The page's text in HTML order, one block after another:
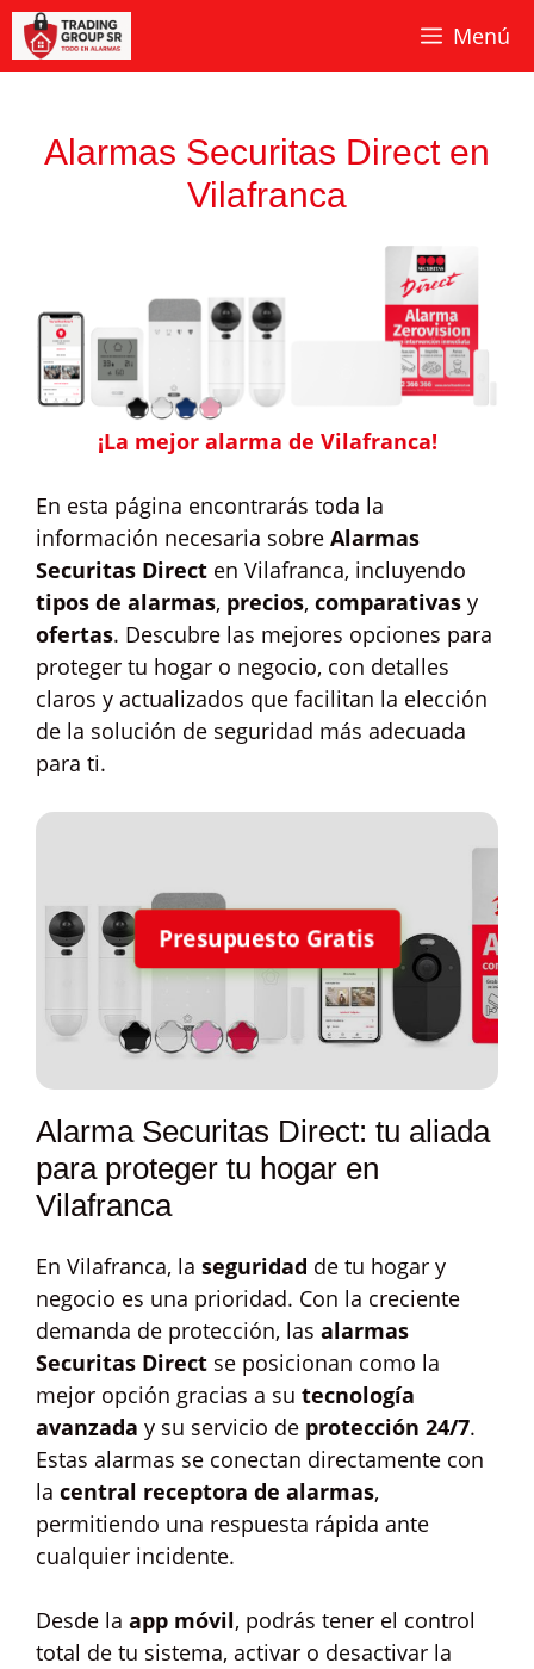
Saltar
contenido
Menú
Alarmas Securitas Direct en
Vilafranca
¡La mejor alarma de Vilafranca!
En esta página encontrarás toda la
información necesaria sobre Alarmas
Securitas Direct en Vilafranca, incluyendo
tipos de alarmas, precios, comparativas y
ofertas. Descubre las mejores opciones para
proteger tu hogar o negocio, con detalles
claros y actualizados que facilitan la elección
de la solución de seguridad más adecuada
para ti.
Presupuesto Gratis
Alarma Securitas Direct: tu aliada
para proteger tu hogar en
Vilafranca
En Vilafranca, la seguridad de tu hogar y
negocio es una prioridad. Con la creciente
demanda de protección, las alarmas
Securitas Direct se posicionan como la
mejor opción gracias a su tecnología
avanzada y su servicio de protección 24/7.
Estas alarmas se conectan directamente con
la central receptora de alarmas,
permitiendo una respuesta rápida ante
cualquier incidente.
Desde la app móvil, podrás tener el control
total de tu sistema, activar o desactivar la